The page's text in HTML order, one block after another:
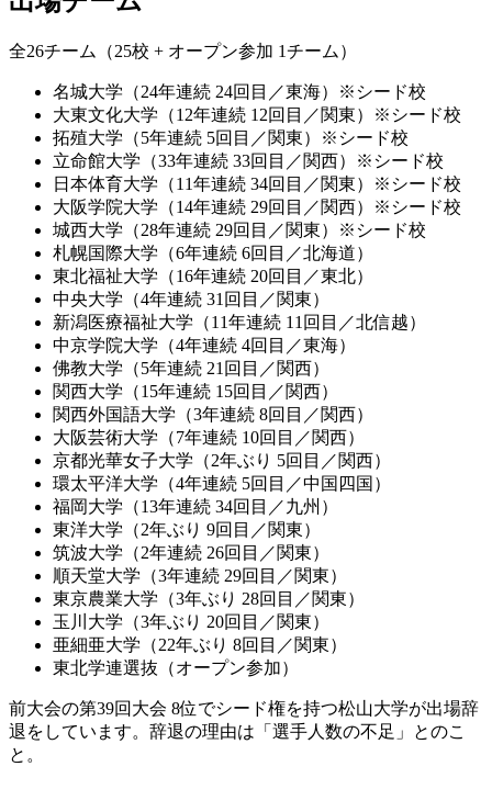
全26チーム（25校 + オープン参加 1チーム）
名城大学（24年連続 24回目／東海）※シード校
大東文化大学（12年連続 12回目／関東）※シード校
拓殖大学（5年連続 5回目／関東）※シード校
立命館大学（33年連続 33回目／関西）※シード校
日本体育大学（11年連続 34回目／関東）※シード校
大阪学院大学（14年連続 29回目／関西）※シード校
城西大学（28年連続 29回目／関東）※シード校
札幌国際大学（6年連続 6回目／北海道）
東北福祉大学（16年連続 20回目／東北）
中央大学（4年連続 31回目／関東）
新潟医療福祉大学（11年連続 11回目／北信越）
中京学院大学（4年連続 4回目／東海）
佛教大学（5年連続 21回目／関西）
関西大学（15年連続 15回目／関西）
関西外国語大学（3年連続 8回目／関西）
大阪芸術大学（7年連続 10回目／関西）
京都光華女子大学（2年ぶり 5回目／関西）
環太平洋大学（4年連続 5回目／中国四国）
福岡大学（13年連続 34回目／九州）
東洋大学（2年ぶり 9回目／関東）
筑波大学（2年連続 26回目／関東）
順天堂大学（3年連続 29回目／関東）
東京農業大学（3年ぶり 28回目／関東）
玉川大学（3年ぶり 20回目／関東）
亜細亜大学（22年ぶり 8回目／関東）
東北学連選抜（オープン参加）
前大会の第39回大会 8位でシード権を持つ松山大学が出場辞
退をしています。辞退の理由は「選手人数の不足」とのこ
と。